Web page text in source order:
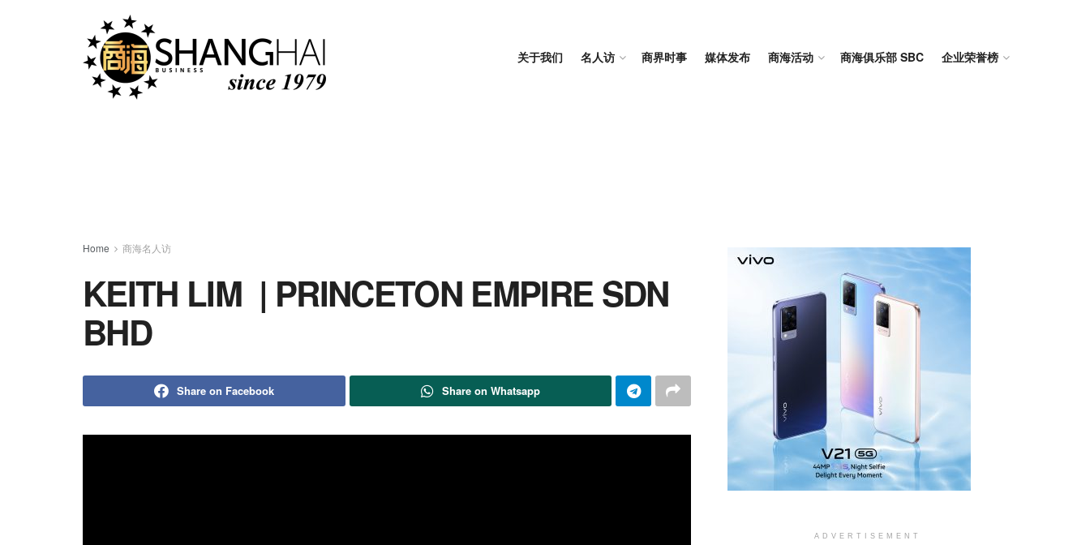
关于我们 名人访 商界时事 媒体发布 商海活动 商海俱乐部 SBC 企业荣誉榜
Home 商海名人访
KEITH LIM | PRINCETON EMPIRE SDN
BHD
Share on Facebook Share on Whatsapp
ADVERTISEMENT